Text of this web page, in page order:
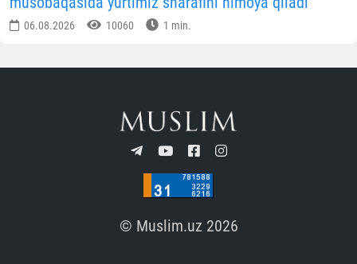
06.08.2026 10060 1 min.
© Muslim.uz 2026